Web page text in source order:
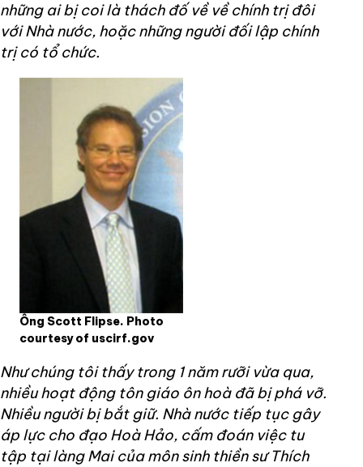
những ai bị coi là thách đố về về chính trị đôi
với Nhà nước, hoặc những người đối lập chính
trị có tổ chức.
Ông Scott Flipse. Photo
courtesy of uscirf.gov
Như chúng tôi thấy trong 1 năm rưỡi vừa qua,
nhiều hoạt động tôn giáo ôn hoà đã bị phá vỡ.
Nhiều người bị bắt giữ. Nhà nước tiếp tục gây
áp lực cho đạo Hoà Hảo, cấm đoán việc tu
tập tại làng Mai của môn sinh thiền sư Thích